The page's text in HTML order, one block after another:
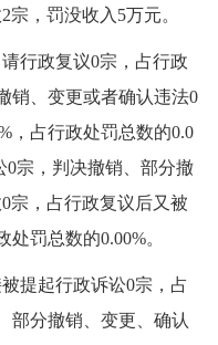
宗，罚没收入5万元。
行政复议0宗，占行政
销、变更或者确认违法0
，占行政处罚总数的0.0
0宗，判决撤销、部分撤
宗，占行政复议后又被
罚总数的0.00%。
提起行政诉讼0宗，占
部分撤销、变更、确认